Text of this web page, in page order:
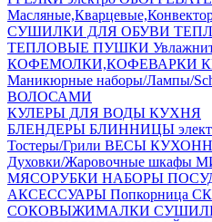
СУШИЛКИ ДЛЯ ОБУВИ
ТЕПЛОВЫЕ ПУШКИ
КОФЕМОЛКИ,КОФЕВАРКИ
Маникюрные наборы/Лампы/
ВОЛОСАМИ
КУЛЕРЫ ДЛЯ ВОДЫ КУХНЯ
БЛЕНДЕРЫ БЛИННИЦЫ
Тостеры/Грили ВЕСЫ
Духовки/Жаровочные шкафы
МЯСОРУБКИ НАБОРЫ
АКСЕССУАРЫ Попкорница
СОКОВЫЖИМАЛКИ